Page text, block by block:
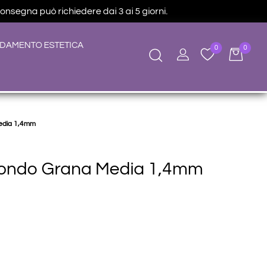
può richiedere dai 3 ai 5 giorni.
ESTETICA 0 0
1,4mm
Grana Media 1,4mm